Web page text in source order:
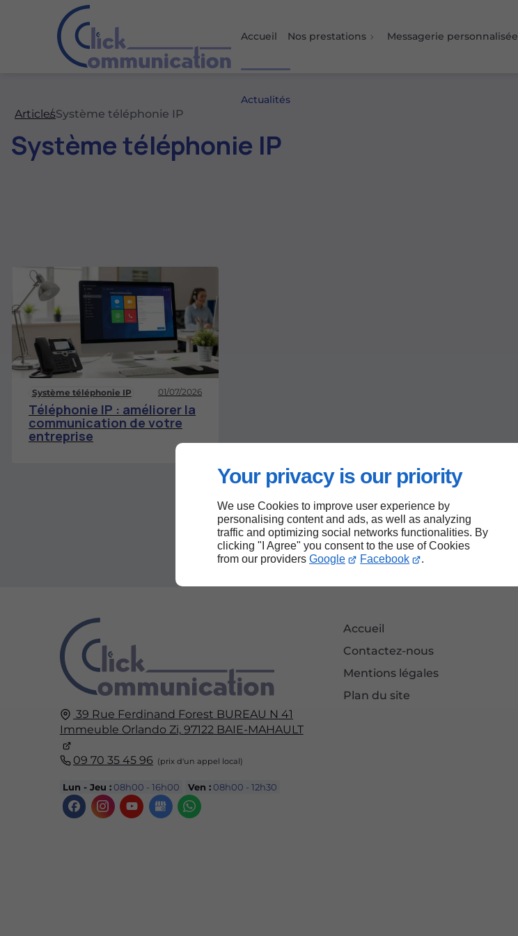
Your privacy is our priority
We use Cookies to improve user experience by
personalising content and ads, as well as analyzing
traffic and optimizing social networks functionalities. By
clicking "I Agree" you consent to the use of Cookies
from our providers Google Facebook .
Accueil Nos prestations Messagerie personnalisée
Actualités
ArticlesSystème téléphonie IP
Système téléphonie IP
Système téléphonie IP 01/07/2026
Téléphonie IP : améliorer la
communication de votre
entreprise
39 Rue Ferdinand Forest BUREAU N 41
Immeuble Orlando Zi, 97122 BAIE-MAHAULT
09 70 35 45 96
Lun - Jeu :08h00 - 16h00 Ven :08h00 - 12h30
Accueil
Contactez-nous
Mentions légales
Plan du site